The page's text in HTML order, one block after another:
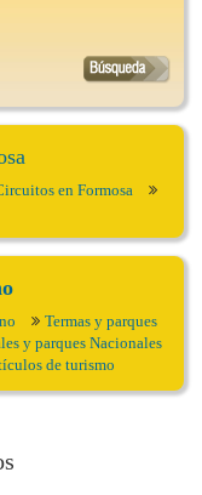
en Formosa
Termas y parques
y parques Nacionales
de turismo